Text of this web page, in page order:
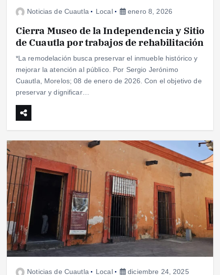
Noticias de Cuautla Local enero 8, 2026
Cierra Museo de la Independencia y Sitio
de Cuautla por trabajos de rehabilitación
*La remodelación busca preservar el inmueble histórico y
mejorar la atención al público. Por Sergio Jerónimo
Cuautla, Morelos; 08 de enero de 2026. Con el objetivo de
preservar y dignificar…
Noticias de Cuautla Local diciembre 24, 2025